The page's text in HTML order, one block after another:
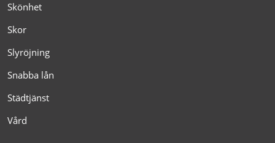
Skönhet
Skor
Slyröjning
Snabba lån
Städtjänst
Vård